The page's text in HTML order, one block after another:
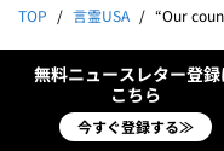
TOP 言霊USA “Our country will be woke no
無料ニュースレター登録
こちら
今すぐ登録する≫